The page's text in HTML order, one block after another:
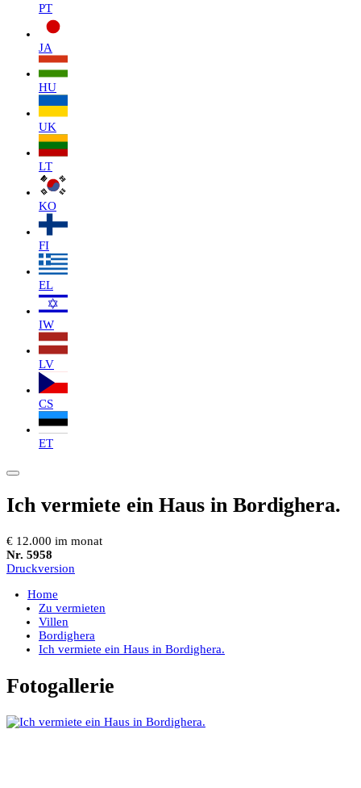
PT
JA
HU
UK
LT
KO
FI
EL
IW
LV
CS
ET
Ich vermiete ein Haus in Bordighera.
€ 12.000 im monat
Nr. 5958
Druckversion
Home
Zu vermieten
Villen
Bordighera
Ich vermiete ein Haus in Bordighera.
Fotogallerie